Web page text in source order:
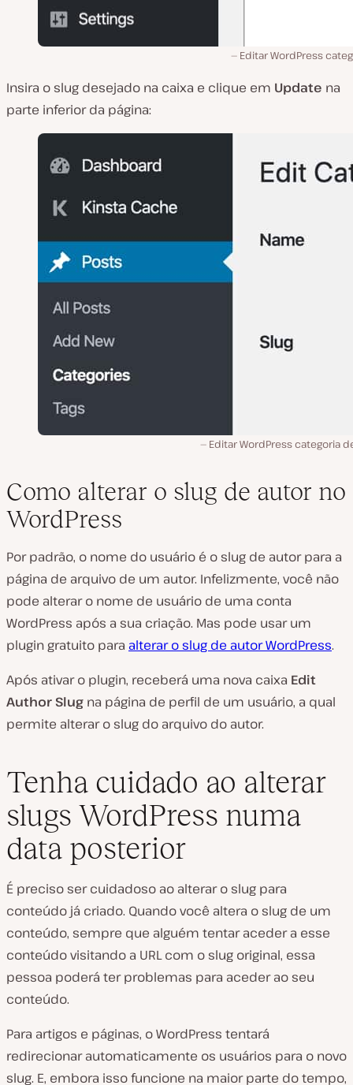
Editar WordPress
Insira o slug desejado na caixa e clique em Update na
parte inferior da página:
Editar WordPress categoria
Como alterar o slug de autor no
WordPress
Por padrão, o nome do usuário é o slug de autor para a
página de arquivo de um autor. Infelizmente, você não
pode alterar o nome de usuário de uma conta
WordPress após a sua criação. Mas pode usar um
plugin gratuito para alterar o slug de autor WordPress.
Após ativar o plugin, receberá uma nova caixa Edit
Author Slug na página de perfil de um usuário, a qual
permite alterar o slug do arquivo do autor.
Tenha cuidado ao alterar
slugs WordPress numa
data posterior
É preciso ser cuidadoso ao alterar o slug para
conteúdo já criado. Quando você altera o slug de um
conteúdo, sempre que alguém tentar aceder a esse
conteúdo visitando a URL com o slug original, essa
pessoa poderá ter problemas para aceder ao seu
conteúdo.
Para artigos e páginas, o WordPress tentará
redirecionar automaticamente os usuários para o novo
slug. E, embora isso funcione na maior parte do tempo,